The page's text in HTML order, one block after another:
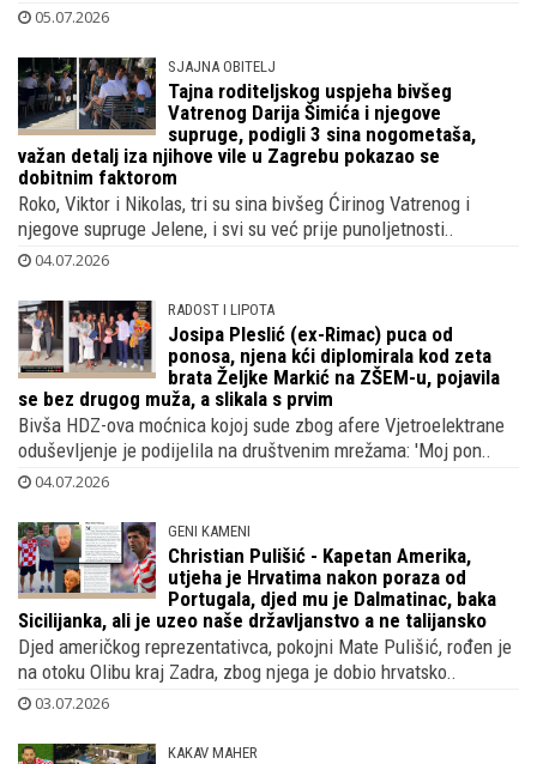
05.07.2026
SJAJNA OBITELJ
Tajna roditeljskog uspjeha bivšeg
Vatrenog Darija Šimića i njegove
supruge, podigli 3 sina nogometaša,
važan detalj iza njihove vile u Zagrebu pokazao se
dobitnim faktorom
Roko, Viktor i Nikolas, tri su sina bivšeg Ćirinog Vatrenog i
njegove supruge Jelene, i svi su već prije punoljetnosti..
04.07.2026
RADOST I LIPOTA
Josipa Pleslić (ex-Rimac) puca od
ponosa, njena kći diplomirala kod zeta
brata Željke Markić na ZŠEM-u, pojavila
se bez drugog muža, a slikala s prvim
Bivša HDZ-ova moćnica kojoj sude zbog afere Vjetroelektrane
oduševljenje je podijelila na društvenim mrežama: 'Moj pon..
04.07.2026
GENI KAMENI
Christian Pulišić - Kapetan Amerika,
utjeha je Hrvatima nakon poraza od
Portugala, djed mu je Dalmatinac, baka
Sicilijanka, ali je uzeo naše državljanstvo a ne talijansko
Djed američkog reprezentativca, pokojni Mate Pulišić, rođen je
na otoku Olibu kraj Zadra, zbog njega je dobio hrvatsko..
03.07.2026
KAKAV MAHER